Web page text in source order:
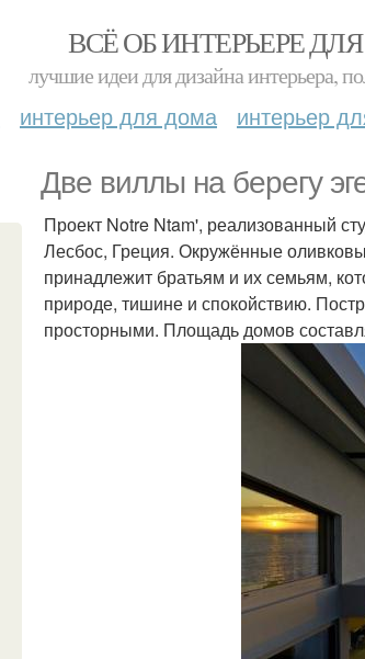
ВСЁ ОБ ИНТЕРЬЕРЕ
лучшие идеи для дизайна интерьера,
интерьер для дома интерьер
Две виллы на берегу
Проект Notre Ntam', реализованный
Лесбос, Греция. Окружённые
принадлежит братьям и их семьям,
природе, тишине и спокойствию.
просторными. Площадь домов